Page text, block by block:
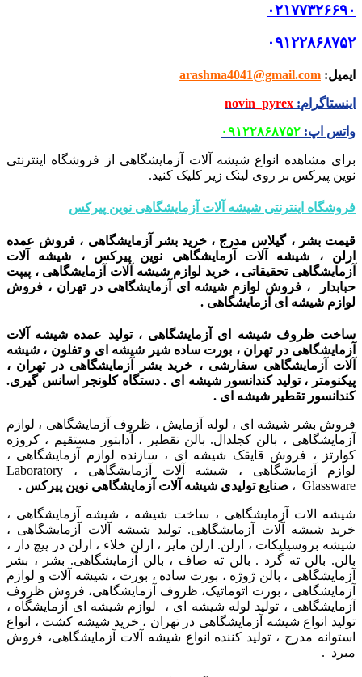
۰۲۱۷۷۳۲۶۶۹۰
۰۹۱۲۲۸۶۸۷۵۲
ایمیل:
arashma4041@gmail.com
اینستاگرام:
novin_pyrex
واتس اپ: ۰۹۱۲۲۸۶۸۷۵۲
برای مشاهده انواع شیشه آلات آزمایشگاهی از فروشگاه اینترنتی
نوین پیرکس بر روی لینک زیر کلیک کنید.
فروشگاه اینترنتی شیشه آلات آزمایشگاهی نوین پیرکس
قیمت بشر ، گیلاس مدرج ، خرید بشر آزمایشگاهی ، فروش عمده
ارلن ، شیشه آلات آزمایشگاهی نوین پیرکس ، شیشه آلات
آزمایشگاهی تحقیقاتی ، خرید لوازم شیشه آلات آزمایشگاهی ، پیپت
حبابدار ، فروش لوازم شیشه ای آزمایشگاهی در تهران ، فروش
لوازم شیشه ای آزمایشگاهی .
ساخت ظروف شیشه ای آزمایشگاهی ، تولید عمده شیشه آلات
آزمایشگاهی در تهران ، بورت ساده شیر شیشه ای و تفلون ، شیشه
آلات آزمایشگاهی سفارشی ، خرید بشر آزمایشگاهی در تهران ،
پیکنومتر ، تولید کندانسور شیشه ای . دستگاهکلونجر اسانس گیری.
کندانسور تقطیر شیشه ای .
فروش بشر شیشه ای ، لوله آزمایش ، ظروف آزمایشگاهی ، لوازم
آزمایشگاهی ، بالن کجلدال. بالن تقطیر ، آدابتور مستقیم ، کروزه
کوارتز ، فروش قایقک شیشه ای ، سازنده لوازم آزمایشگاهی ،
لوازم آزمایشگاهی ، شیشه آلات آزمایشگاهی ، Laboratory
Glassware ،
صنایع تولیدی شیشه آلات آزمایشگاهی نوین پیرکس .
شیشه الات آزمایشگاهی ، ساخت شیشه ، شیشه آزمایشگاهی ،
خرید شیشه آلات آزمایشگاهی. تولید شیشه آلات آزمایشگاهی ،
شیشه بروسیلیکات ، ارلن. ارلن مایر ، ارلن خلاء ، ارلن در پیچ دار ،
بالن. بالن ته گرد . بالن ته صاف ، بالن آزمایشگاهی. بشر ، بشر
آزمایشگاهی ، بالن ژوژه ، بورت ساده ، بورت ، شیشه آلات و لوازم
آزمایشگاهی ، بورت اتوماتیک، ظروف آزمایشگاهی، فروش ظروف
آزمایشگاهی ، تولید لوله شیشه ای ، لوازم شیشه ای آزمایشگاه ،
تولید انواع شیشه آزمایشگاهی در تهران ، خرید شیشه کشت ، انواع
استوانه مدرج ، تولید کننده انواع شیشه آلات آزمایشگاهی، فروش
مبرد .